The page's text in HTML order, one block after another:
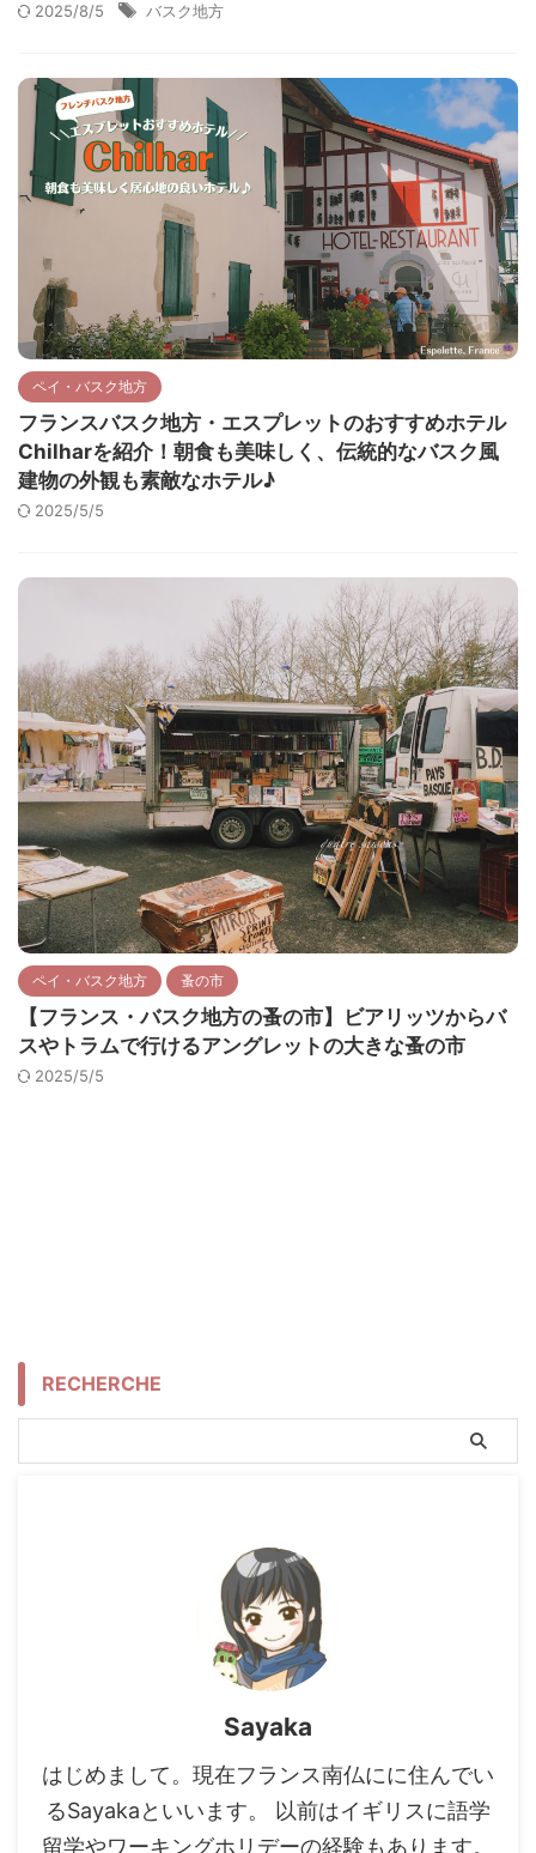
2025/8/5 バスク地方
ペイ・バスク地方
フランスバスク地方・エスプレットのおすすめホテル
Chilharを紹介！朝食も美味しく、伝統的なバスク風
建物の外観も素敵なホテル♪
2025/5/5
ペイ・バスク地方 蚤の市
【フランス・バスク地方の蚤の市】ビアリッツからバ
スやトラムで行けるアングレットの大きな蚤の市
2025/5/5
RECHERCHE
Sayaka
はじめまして。現在フランス南仏にに住んでい
るSayakaといいます。 以前はイギリスに語学
留学やワーキングホリデーの経験もあります。